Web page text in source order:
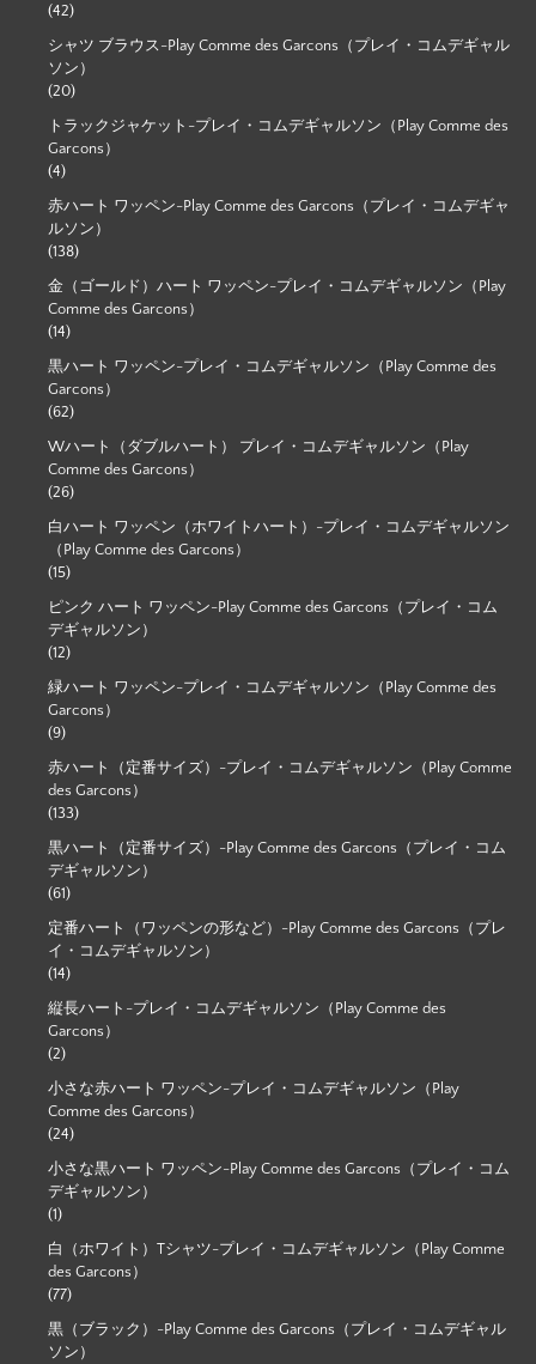
(42)
シャツ ブラウス-Play Comme des Garcons（プレイ・コムデギャル
ソン）
(20)
トラックジャケット-プレイ・コムデギャルソン（Play Comme des
Garcons）
(4)
赤ハート ワッペン-Play Comme des Garcons（プレイ・コムデギャ
ルソン）
(138)
金（ゴールド）ハート ワッペン-プレイ・コムデギャルソン（Play
Comme des Garcons）
(14)
黒ハート ワッペン-プレイ・コムデギャルソン（Play Comme des
Garcons）
(62)
Wハート（ダブルハート） プレイ・コムデギャルソン（Play
Comme des Garcons）
(26)
白ハート ワッペン（ホワイトハート）-プレイ・コムデギャルソン
（Play Comme des Garcons）
(15)
ピンク ハート ワッペン-Play Comme des Garcons（プレイ・コム
デギャルソン）
(12)
緑ハート ワッペン-プレイ・コムデギャルソン（Play Comme des
Garcons）
(9)
赤ハート（定番サイズ）-プレイ・コムデギャルソン（Play Comme
des Garcons）
(133)
黒ハート（定番サイズ）-Play Comme des Garcons（プレイ・コム
デギャルソン）
(61)
定番ハート（ワッペンの形など）-Play Comme des Garcons（プレ
イ・コムデギャルソン）
(14)
縦長ハート-プレイ・コムデギャルソン（Play Comme des
Garcons）
(2)
小さな赤ハート ワッペン-プレイ・コムデギャルソン（Play
Comme des Garcons）
(24)
小さな黒ハート ワッペン-Play Comme des Garcons（プレイ・コム
デギャルソン）
(1)
白（ホワイト）Tシャツ-プレイ・コムデギャルソン（Play Comme
des Garcons）
(77)
黒（ブラック）-Play Comme des Garcons（プレイ・コムデギャル
ソン）